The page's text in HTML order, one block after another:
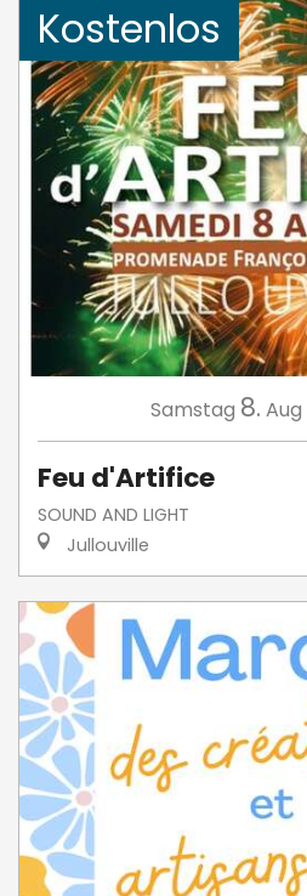
Kostenlos
Samstag 8. Aug
Feu d'Artifice
SOUND AND LIGHT
Jullouville